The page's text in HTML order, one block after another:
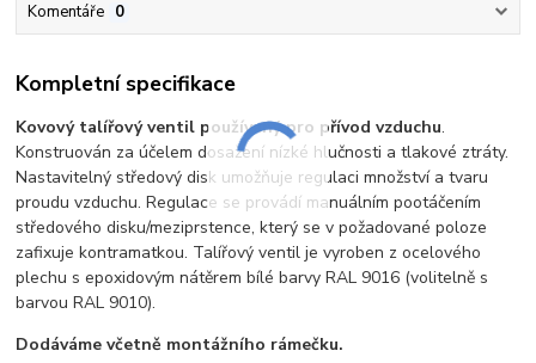
Komentáře 0
Kompletní specifikace
Kovový talířový ventil používaný pro přívod vzduchu.
Konstruován za účelem dosažení nízké hlučnosti a tlakové ztráty.
Nastavitelný středový disk umožňuje regulaci množství a tvaru
proudu vzduchu. Regulace se provádí manuálním pootáčením
středového disku/meziprstence, který se v požadované poloze
zafixuje kontramatkou. Talířový ventil je vyroben z ocelového
plechu s epoxidovým nátěrem bílé barvy RAL 9016 (volitelně s
barvou RAL 9010).
Dodáváme včetně montážního rámečku.